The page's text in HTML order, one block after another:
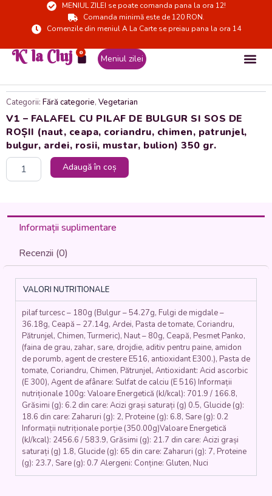
MENIUL ZILEI se poate comanda pana la ora 12!
Comanda minimă este de 120 RON.
Comenzile din meniul A La Carte se preiau pana la ora 14
K' la Cluj 0
Cart Meniul zilei
Categorii: Fără categorie, Vegetarian
V1 – FALAFEL CU PILAF DE BULGUR SI SOS DE
ROȘII (naut, ceapa, coriandru, chimen, patrunjel,
bulgur, ardei, rosii, mustar, bulion) 350 gr.
Cantitate
PILAF
BULGUR
(naut,
ceapa,
coriandru,
chimen,
patrunjel,
bulgur,
ardei,
rosii,
mustar,
bulion)
Adaugă în coș
Informații suplimentare
Recenzii (0)
VALORI NUTRITIONALE
pilaf turcesc – 180g (Bulgur – 54.27g, Fulgi de migdale –
36.18g, Ceapă – 27.14g, Ardei, Pasta de tomate, Coriandru,
Pătrunjel, Chimen, Turmeric), Naut – 80g, Ceapă, Pesmet Panko,
(faina de grau, zahar, sare, drojdie, aditiv pentru paine, amidon
de porumb, agent de crestere E516, antioxidant E300.), Pasta de
tomate, Coriandru, Chimen, Pătrunjel, Antioxidant: Acid ascorbic
(E 300), Agent de afânare: Sulfat de calciu (E 516) Informații
nutriționale 100g: Valoare Energetică (kJ/kcal): 701.9 / 166.8,
Grăsimi (g): 6.2 din care: Acizi grași saturați (g) 0.5, Glucide (g):
18.6 din care: Zaharuri (g): 2, Proteine (g): 6.8, Sare (g): 0.2
Informații nutriționale porție (350.00g)Valoare Energetică
(kJ/kcal): 2456.6 / 583.9, Grăsimi (g): 21.7 din care: Acizi grași
saturați (g) 1.8, Glucide (g): 65 din care: Zaharuri (g): 7, Proteine
(g): 23.7, Sare (g): 0.7 Alergeni: Conține: Gluten, Nuci